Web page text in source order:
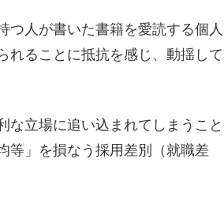
つ人が書いた書籍を愛読する個人
れることに抵抗を感じ、動揺して
な立場に追い込まれてしまうこと
等」を損なう採用差別（就職差